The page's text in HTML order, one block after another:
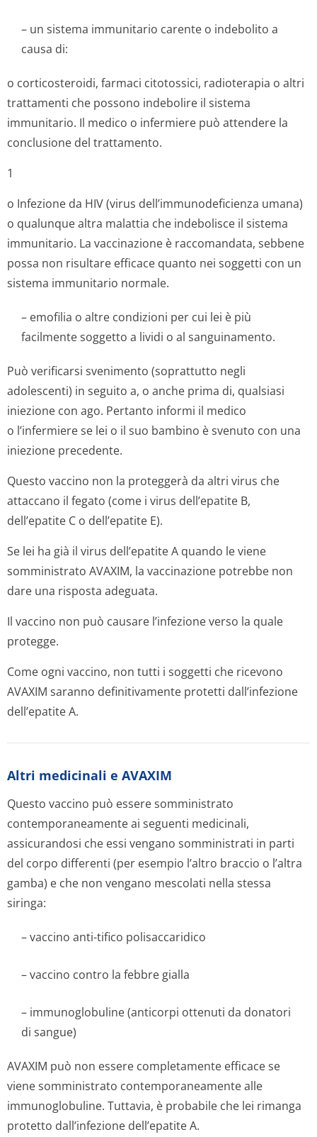
– un sistema immunitario carente o indebolito a
causa di:
o corticosteroidi, farmaci citotossici, radioterapia o altri
trattamenti che possono indebolire il sistema
immunitario. Il medico o infermiere può attendere la
conclusione del trattamento.
1
o Infezione da HIV (virus dell’immunode­ficienza umana)
o qualunque altra malattia che indebolisce il sistema
immunitario. La vaccinazione è raccomandata, sebbene
possa non risultare efficace quanto nei soggetti con un
sistema immunitario normale.
– emofilia o altre condizioni per cui lei è più
facilmente soggetto a lividi o al sanguinamento.
Può verificarsi svenimento (soprattutto negli
adolescenti) in seguito a, o anche prima di, qualsiasi
iniezione con ago. Pertanto informi il medico
o l’infermiere se lei o il suo bambino è svenuto con una
iniezione precedente.
Questo vaccino non la proteggerà da altri virus che
attaccano il fegato (come i virus dell’epatite B,
dell’epatite C o dell’epatite E).
Se lei ha già il virus dell’epatite A quando le viene
somministrato AVAXIM, la vaccinazione potrebbe non
dare una risposta adeguata.
Il vaccino non può causare l’infezione verso la quale
protegge.
Come ogni vaccino, non tutti i soggetti che ricevono
AVAXIM saranno definitivamente protetti dall’infezione
dell’epatite A.
Altri medicinali e AVAXIM
Questo vaccino può essere somministrato
contemporaneamente ai seguenti medicinali,
assicurandosi che essi vengano somministrati in parti
del corpo differenti (per esempio l’altro braccio o l’altra
gamba) e che non vengano mescolati nella stessa
siringa:
– vaccino anti-tifico polisaccaridico
– vaccino contro la febbre gialla
– immunoglobuline (anticorpi ottenuti da donatori
di sangue)
AVAXIM può non essere completamente efficace se
viene somministrato contemporaneamente alle
immunoglobuline. Tuttavia, è probabile che lei rimanga
protetto dall’infezione dell’epatite A.